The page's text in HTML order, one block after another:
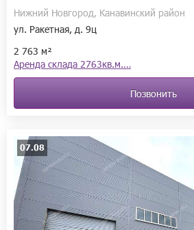
Нижний Новгород, Канавинский район
ул. Ракетная, д. 9ц
2 763 м²
Аренда склада 2763кв.м.…
Позвонить
07.08